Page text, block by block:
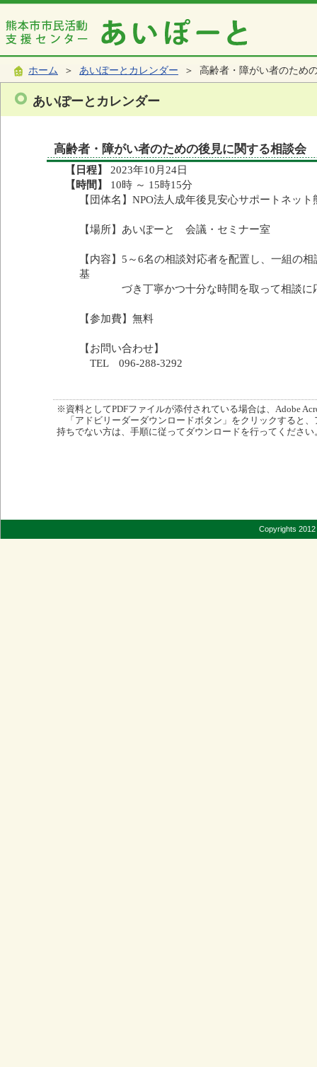
ホーム ＞ あいぽーとカレンダー ＞ 高齢者・障がい者のため
あいぽーとカレンダー
高齢者・障がい者のための後見に関する相談会
【日程】
2023年10月24日
【時間】
10時 ～ 15時15分
【団体名】NPO法人成年後見安心サポートネット
【場所】あいぽーと 会議・セミナー室
【内容】5～6名の相談対応者を配置し、一組の
基
づき丁寧かつ十分な時間を取って相談に
【参加費】無料
【お問い合わせ】
TEL 096-288-3292
※資料としてPDFファイルが添付されている場合は、Adobe
「アドビリーダーダウンロードボタン」をクリックすると
持ちでない方は、手順に従ってダウンロードを行ってください
Copyrights